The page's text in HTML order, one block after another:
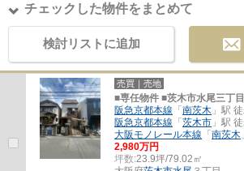
チェックした物件をまとめて
検討リストに追加
売買｜売地
■専任物件 ■茨木市水尾三丁
阪急京都本線 「 南茨木 」駅
阪急京都本線 「 茨木市 」駅
大阪モノレール本線 「 南茨木
2,980万円
坪数:23.9坪/79.02㎡